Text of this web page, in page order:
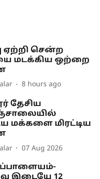
ஏற்றி சென்ற
மடக்கிய ஒற்றை
8 hours ago
தேசிய
மக்களை மிரட்டிய
07 Aug 2026